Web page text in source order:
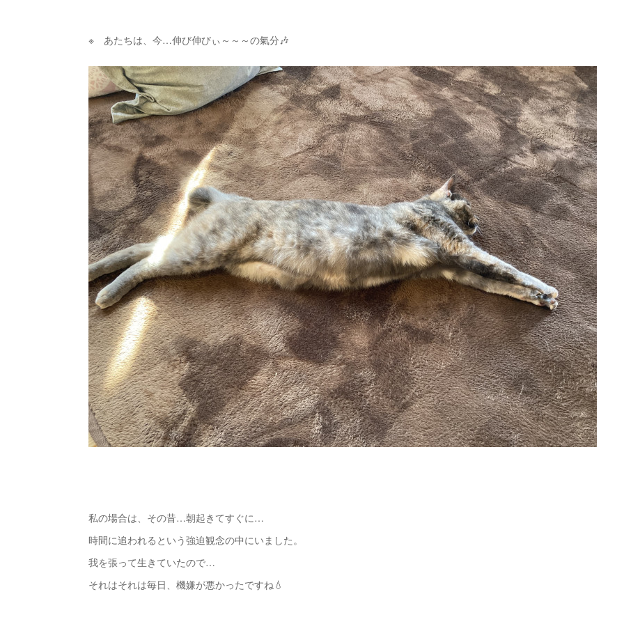
※ あたちは、今…伸び伸びぃ～～～の氣分🎶
私の場合は、その昔…朝起きてすぐに…
時間に追われるという強迫観念の中にいました。
我を張って生きていたので…
それはそれは毎日、機嫌が悪かったですね💧